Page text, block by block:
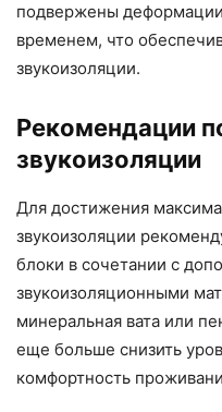
подвержены
временем, что
звукоизоляции.
Рекомендации
звукоизоляции
Для достижения
звукоизоляции
блоки в сочетании с
звукоизоляционными
минеральная вата или
еще больше снизить
комфортность